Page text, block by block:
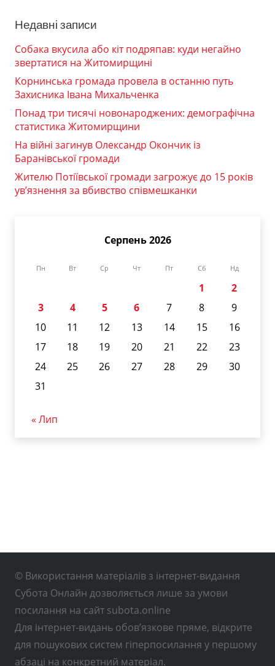
Недавні записи
Собака вкусила або кіт подряпав: куди негайно
звертатися на Житомирщині
Корнинська громада провела в останню путь
Захисника Івана Михальченка
Понад три тисячі новонароджених: демографічна
статистика Житомирщини
На війні загинув Олександр Окончик із
Баранівської громади
Жителю Потіївської громади загрожує до 15 років
ув’язнення за вбивство співмешканки
Серпень 2026
Пн Вт Ср Чт Пт Сб Нд
1
2
3
4 5 6 7 8
9
10
11 12 13 14 15
16
17
18 19 20 21 22
23
24
25 26 27 28 29
30
31
« Лип
© Використання матеріалів з інтернет-видання
Субота Онлайн дозволяється лише за умови
посилання на сайт subota.online
Для інтернет-видань обов’язкове пряме, відкрите
для пошукових систем гіперпосилання у першому
абзаці на конкретний матеріал.